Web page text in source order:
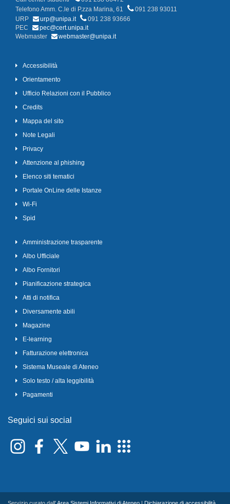
Telefono Amm. C.le di P.zza Marina, 61
091 238 93011
URP
urp@unipa.it
091 238 93666
PEC
pec@cert.unipa.it
Webmaster
webmaster@unipa.it
Accessibilità
Orientamento
Ufficio Relazioni con il Pubblico
Credits
Mappa del sito
Note Legali
Privacy
Attenzione al phishing
Elenco siti tematici
Portale OnLine delle Istanze
Wi-Fi
Spid
Amministrazione trasparente
Albo Ufficiale
Albo Fornitori
Pianificazione strategica
Atti di notifica
Diversamente abili
Magazine
E-learning
Fatturazione elettronica
Sistema Museale di Ateneo
Solo testo / alta leggibilità
Pagamenti
Seguici sui social